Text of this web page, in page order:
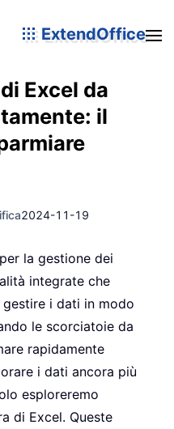
ExtendOffice
Excel da
il
2024-11-19
la gestione dei
integrate che
i dati in modo
le scorciatoie da
rapidamente
i dati ancora più
esploreremo
di Excel. Queste